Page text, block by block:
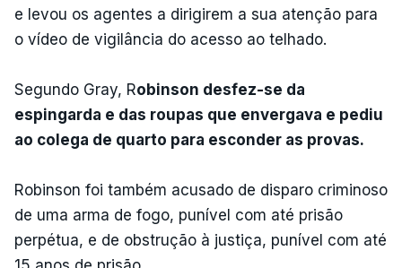
e levou os agentes a dirigirem a sua atenção para
o vídeo de vigilância do acesso ao telhado.
Segundo Gray, Robinson desfez-se da
espingarda e das roupas que envergava e pediu
ao colega de quarto para esconder as provas.
Robinson foi também acusado de disparo criminoso
de uma arma de fogo, punível com até prisão
perpétua, e de obstrução à justiça, punível com até